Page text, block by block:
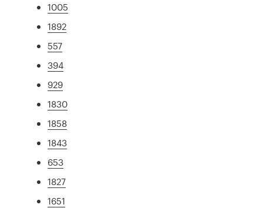
1005
1892
557
394
929
1830
1858
1843
653
1827
1651